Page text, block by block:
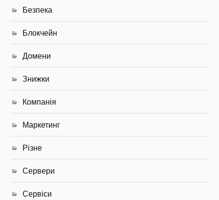
Безпека
Блокчейн
Домени
Знижки
Компанія
Маркетинг
Різне
Сервери
Сервіси